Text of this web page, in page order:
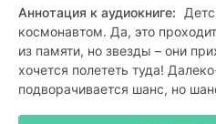
Аннотация к аудиокниге:
космонавтом. Да, это
из памяти, но звезды – они
хочется полететь туда!
подворачивается шанс, но